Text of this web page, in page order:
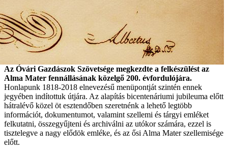
Az Óvári Gazdászok Szövetsége megkezdte a felkészülést az
Alma Mater fennállásának közelgő 200. évfordulójára.
Honlapunk 1818-2018 elnevezésű menüpontját szintén ennek
jegyében indítottuk útjára. Az alapítás bicentenáriumi jubileuma előtt
hátralévő közel öt esztendőben szeretnénk a lehető legtöbb
információt, dokumentumot, valamint szellemi és tárgyi emléket
felkutatni, összegyűjteni és archiválni az utókor számára, ezzel is
tisztelegve a nagy elődök emléke, és az ősi Alma Mater szellemisége
előtt.